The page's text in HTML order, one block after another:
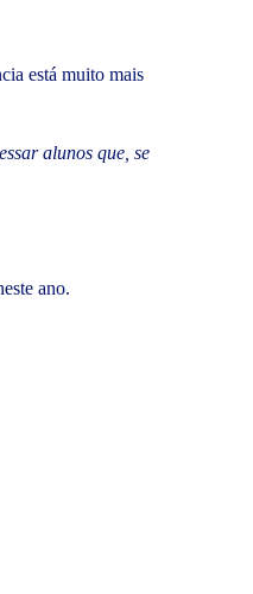
está muito mais
alunos que, se
ano.